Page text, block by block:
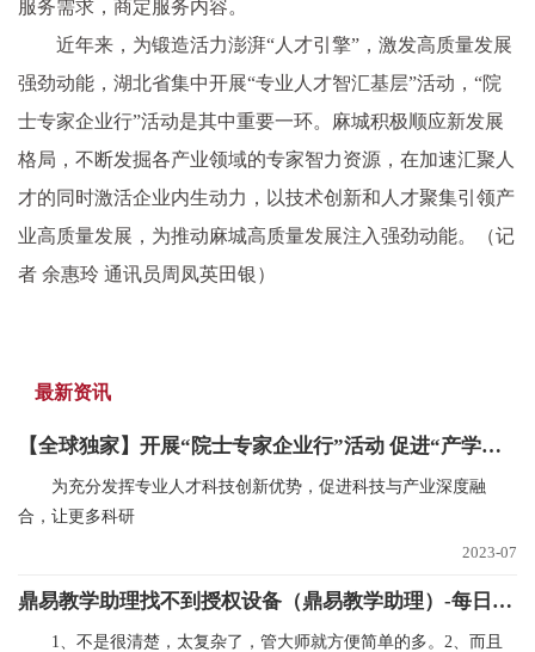
服务需求，商定服务内容。
近年来，为锻造活力澎湃“人才引擎”，激发高质量发展
强劲动能，湖北省集中开展“专业人才智汇基层”活动，“院
士专家企业行”活动是其中重要一环。麻城积极顺应新发展
格局，不断发掘各产业领域的专家智力资源，在加速汇聚人
才的同时激活企业内生动力，以技术创新和人才聚集引领产
业高质量发展，为推动麻城高质量发展注入强劲动能。（记
者 余惠玲 通讯员周凤英田银）
最新资讯
【全球独家】开展“院士专家企业行”活动 促进“产学研用”融合发展
为充分发挥专业人才科技创新优势，促进科技与产业深度融
合，让更多科研
2023-07
鼎易教学助理找不到授权设备（鼎易教学助理）-每日看点
1、不是很清楚，太复杂了，管大师就方便简单的多。2、而且